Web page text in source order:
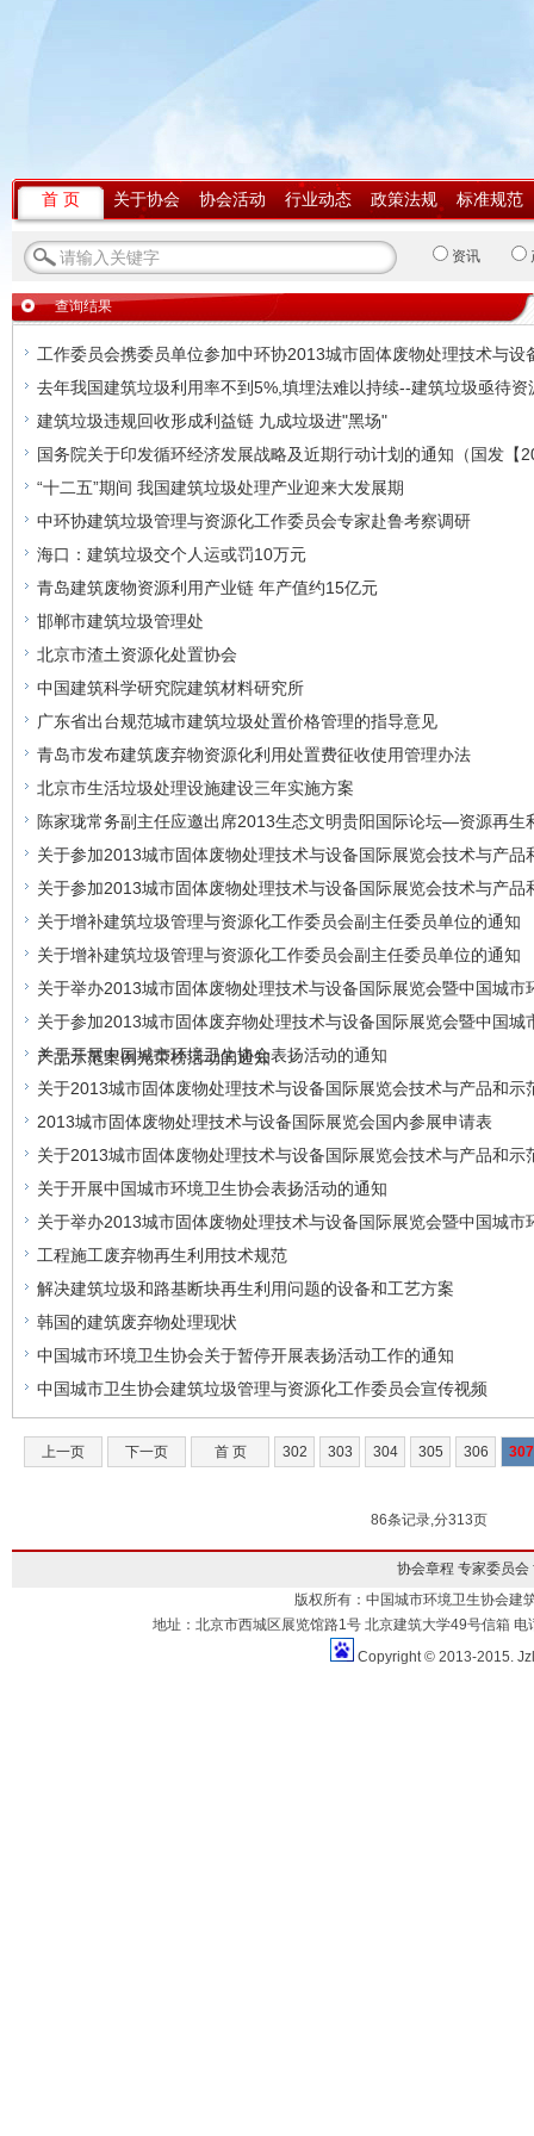
首 页 关于协会 协会活动 行业动态 政策法规 标准规范
资讯
查询结果
工作委员会携委员单位参加中环协2013城市固体废物处理技术与设
去年我国建筑垃圾利用率不到5%,填埋法难以持续--建筑垃圾亟待资
建筑垃圾违规回收形成利益链 九成垃圾进"黑场"
国务院关于印发循环经济发展战略及近期行动计划的通知（国发【
“十二五”期间 我国建筑垃圾处理产业迎来大发展期
中环协建筑垃圾管理与资源化工作委员会专家赴鲁考察调研
海口：建筑垃圾交个人运或罚10万元
青岛建筑废物资源利用产业链 年产值约15亿元
邯郸市建筑垃圾管理处
北京市渣土资源化处置协会
中国建筑科学研究院建筑材料研究所
广东省出台规范城市建筑垃圾处置价格管理的指导意见
青岛市发布建筑废弃物资源化利用处置费征收使用管理办法
北京市生活垃圾处理设施建设三年实施方案
陈家珑常务副主任应邀出席2013生态文明贵阳国际论坛—资源再生
关于参加2013城市固体废物处理技术与设备国际展览会技术与产品
关于参加2013城市固体废物处理技术与设备国际展览会技术与产品
关于增补建筑垃圾管理与资源化工作委员会副主任委员单位的通知
关于增补建筑垃圾管理与资源化工作委员会副主任委员单位的通知
关于举办2013城市固体废物处理技术与设备国际展览会暨中国城市
关于参加2013城市固体废弃物处理技术与设备国际展览会暨中国
产品示范案例光荣榜活动的通知
关于开展中国城市环境卫生协会表扬活动的通知
关于2013城市固体废物处理技术与设备国际展览会技术与产品和示
2013城市固体废物处理技术与设备国际展览会国内参展申请表
关于2013城市固体废物处理技术与设备国际展览会技术与产品和示
关于开展中国城市环境卫生协会表扬活动的通知
关于举办2013城市固体废物处理技术与设备国际展览会暨中国城市
工程施工废弃物再生利用技术规范
解决建筑垃圾和路基断块再生利用问题的设备和工艺方案
韩国的建筑废弃物处理现状
中国城市环境卫生协会关于暂停开展表扬活动工作的通知
中国城市卫生协会建筑垃圾管理与资源化工作委员会宣传视频
上一页 下一页 首 页 302 303 304 305 306 307
86条记录,分313页
协会章程 专家委员会
版权所有：中国城市环境卫生协会建
地址：北京市西城区展览馆路1号 北京建筑大学49号信箱
Copyright © 2013-2015.